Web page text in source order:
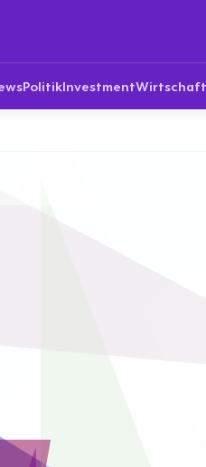
PolitikInvestmentWirtschaft